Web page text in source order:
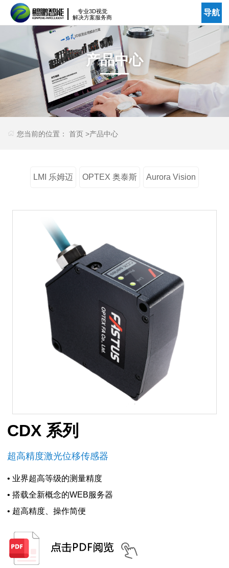
产品中心
您当前的位置：首页 >产品中心
LMI 乐姆迈 OPTEX 奥泰斯 Aurora Vision
CDX 系列
超高精度激光位移传感器
• 业界超高等级的测量精度
• 搭载全新概念的WEB服务器
• 超高精度、操作简便
专业3D视觉
解决方案服务商
导航